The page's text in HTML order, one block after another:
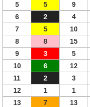
5
5 9
6
2 4
7
5 10
8
8 15
9
3 5
10
6 12
11
2 3
12
1 1
13
7 13